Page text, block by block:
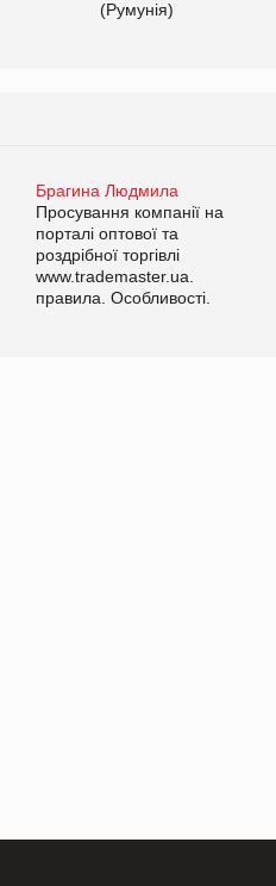
(Румунія)
Брагина Людмила
Просування компанії на
порталі оптової та
роздрібної торгівлі
www.trademaster.ua.
правила. Особливості.